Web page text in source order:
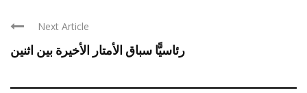
Next Article
رئاسيًّا سباق الأمتار الأخيرة بين اثنين